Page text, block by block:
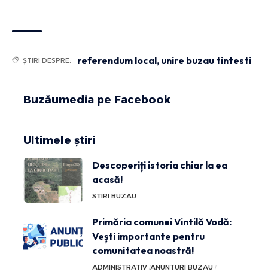
ȘTIRI DESPRE: referendum local, unire buzau tintesti
Buzăumedia pe Facebook
Ultimele știri
Descoperiți istoria chiar la ea
acasă!
STIRI BUZAU
Primăria comunei Vintilă Vodă:
Vești importante pentru
comunitatea noastră!
ADMINISTRATIV ANUNTURI BUZAU